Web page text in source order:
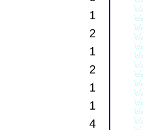
1
2
1
2
1
1
4